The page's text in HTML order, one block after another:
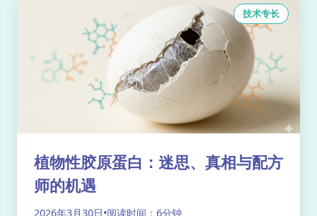
技术专长
植物性胶原蛋白：迷思、真相与配方
师的机遇
2026年3月30日•阅读时间：6分钟